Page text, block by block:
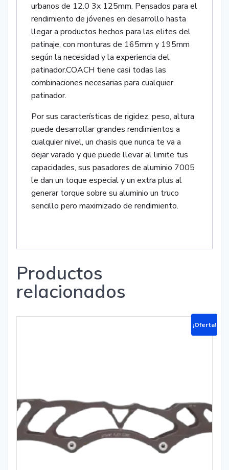
urbanos de 12.0 3x 125mm. Pensados para el
rendimiento de jóvenes en desarrollo hasta
llegar a productos hechos para las elites del
patinaje, con monturas de 165mm y 195mm
según la necesidad y la experiencia del
patinador.COACH tiene casi todas las
combinaciones necesarias para cualquier
patinador.
Por sus características de rigidez, peso, altura
puede desarrollar grandes rendimientos a
cualquier nivel, un chasis que nunca te va a
dejar varado y que puede llevar al limite tus
capacidades, sus pasadores de aluminio 7005
le dan un toque especial y un extra plus al
generar torque sobre su aluminio un truco
sencillo pero maximizado de rendimiento.
Productos
relacionados
¡Oferta!